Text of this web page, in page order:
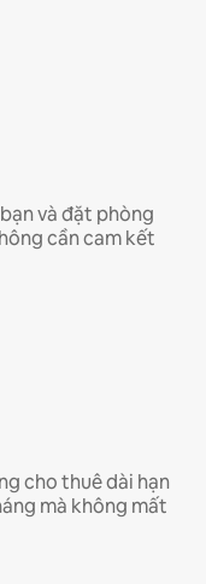
và đặt phòng
cần cam kết
cho thuê dài hạn
mà không mất